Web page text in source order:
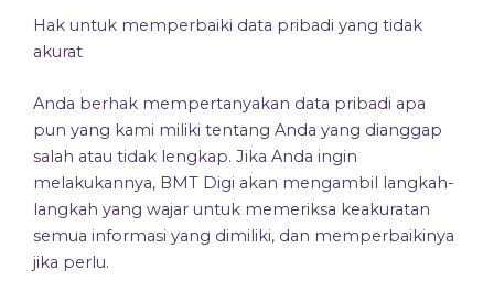
Hak untuk memperbaiki data pribadi yang tidak
akurat
Anda berhak mempertanyakan data pribadi apa
pun yang kami miliki tentang Anda yang dianggap
salah atau tidak lengkap. Jika Anda ingin
melakukannya, BMT Digi akan mengambil langkah-
langkah yang wajar untuk memeriksa keakuratan
semua informasi yang dimiliki, dan memperbaikinya
jika perlu.